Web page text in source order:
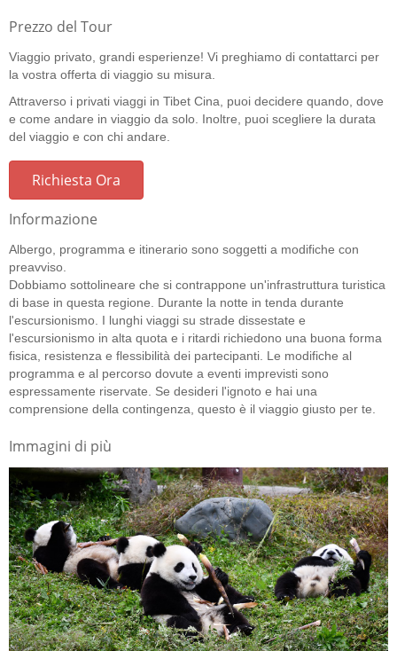
Prezzo del Tour
Viaggio privato, grandi esperienze! Vi preghiamo di contattarci per
la vostra offerta di viaggio su misura.
Attraverso i privati viaggi in Tibet Cina, puoi decidere quando, dove
e come andare in viaggio da solo. Inoltre, puoi scegliere la durata
del viaggio e con chi andare.
Richiesta Ora
Informazione
Albergo, programma e itinerario sono soggetti a modifiche con
preavviso.
Dobbiamo sottolineare che si contrappone un'infrastruttura turistica
di base in questa regione. Durante la notte in tenda durante
l'escursionismo. I lunghi viaggi su strade dissestate e
l'escursionismo in alta quota e i ritardi richiedono una buona forma
fisica, resistenza e flessibilità dei partecipanti. Le modifiche al
programma e al percorso dovute a eventi imprevisti sono
espressamente riservate. Se desideri l'ignoto e hai una
comprensione della contingenza, questo è il viaggio giusto per te.
Immagini di più